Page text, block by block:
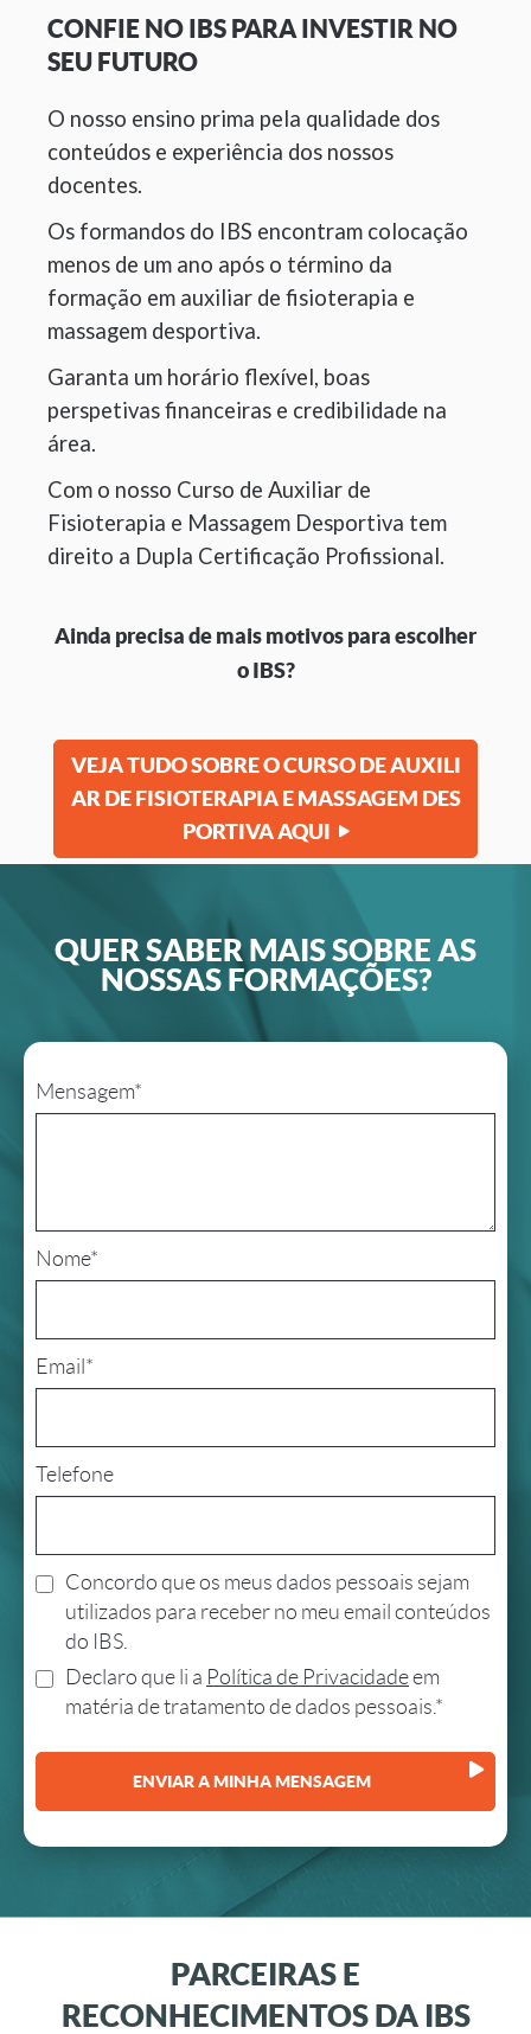
CONFIE NO IBS PARA INVESTIR NO
SEU FUTURO
O nosso ensino prima pela qualidade dos
conteúdos e experiência dos nossos
docentes.
Os formandos do IBS encontram colocação
menos de um ano após o término da
formação em auxiliar de fisioterapia e
massagem desportiva.
Garanta um horário flexível, boas
perspetivas financeiras e credibilidade na
área.
Com o nosso Curso de Auxiliar de
Fisioterapia e Massagem Desportiva tem
direito a Dupla Certificação Profissional.
Ainda precisa de mais motivos para escolher
o IBS?
VEJA TUDO SOBRE O CURSO DE AUXILI
AR DE FISIOTERAPIA E MASSAGEM DES
PORTIVA AQUI
QUER SABER MAIS SOBRE AS
NOSSAS FORMAÇÕES?
Mensagem*
Nome*
Email*
Telefone
Concordo que os meus dados pessoais sejam
utilizados para receber no meu email conteúdos
do IBS.
Declaro que li a Política de Privacidadeem
matéria de tratamento de dados pessoais.*
PARCEIRAS E
RECONHECIMENTOS DA IBS